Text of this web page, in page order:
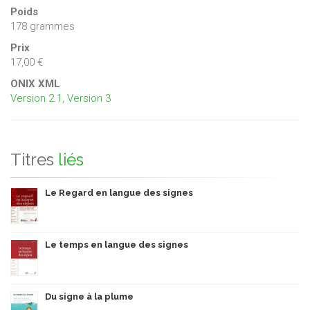
Vallée). L'une des participantes à la journée d'étude
(F.Vermeylen, philosophe et thérapeute, Bruxelles) a joint ses
Poids
178 grammes
Prix
17,00 €
ONIX XML
Version 2.1 Version 3
Titres liés
Le Regard en langue des signes
Le temps en langue des signes
Du signe à la plume